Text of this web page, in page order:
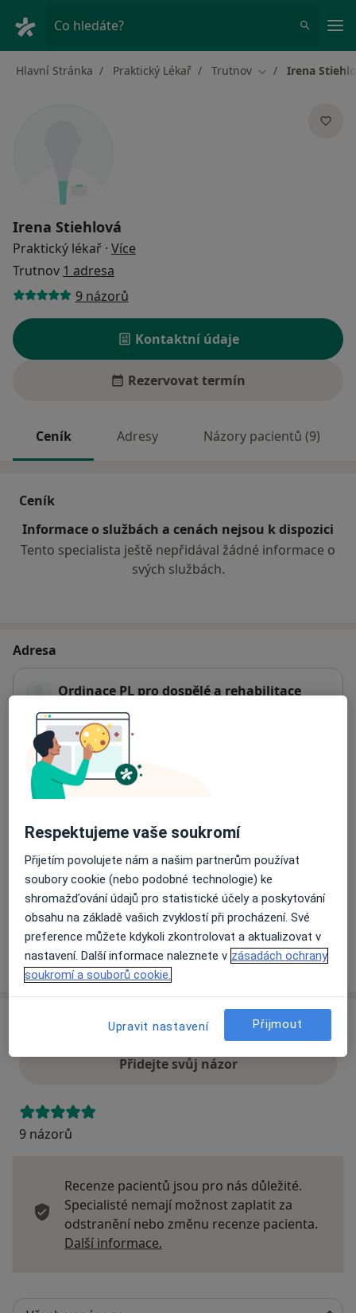
Co hledáte?
Hlavní Stránka Praktický Lékař Trutnov Změna města
Irena
Irena Stiehlová
Praktický lékař · Více
Trutnov 1 adresa
9 názorů
Kontaktní údaje
Rezervovat termín
Ceník Adresy Názory pacientů (9)
Ceník
Informace o službách a cenách nejsou k dispozici
Tento specialista ještě nepřidával žádné informace o
svých službách.
Adresa
Ordinace PL pro dospělé a rehabilitace
Říční 102, Trutnov
Dostupnost
Co mám v takové situaci udělat?
Způsoby platby (soukromé návštěvy)
Na teto adrese lékař přijímá pacienty na pojišťovnu
Detaily
Více
Přidejte svůj názor
9 názorů
Recenze pacientů jsou pro nás důležité.
Specialisté nemají možnost zaplatit za
odstranění nebo změnu recenze pacienta.
Další informace.
Respektujeme vaše soukromí
Přijetím povolujete nám a našim partnerům používat
soubory cookie (nebo podobné technologie) ke
shromažďování údajů pro statistické účely a poskytování
obsahu na základě vašich zvyklostí při procházení. Své
preference můžete kdykoli zkontrolovat a aktualizovat v
nastavení. Další informace naleznete v zásadách ochrany
soukromí a souborů cookie.
Upravit nastavení Přijmout